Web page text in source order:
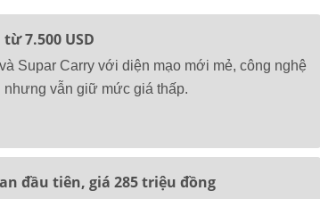
7.500 USD
Supar Carry với diện mạo mới mẻ, công nghệ
nhưng vẫn giữ mức giá thấp.
đầu tiên, giá 285 triệu đồng